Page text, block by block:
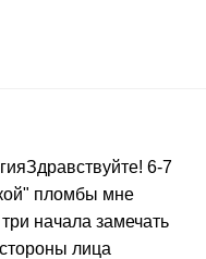
6-7
пломбы мне
начала замечать
лица